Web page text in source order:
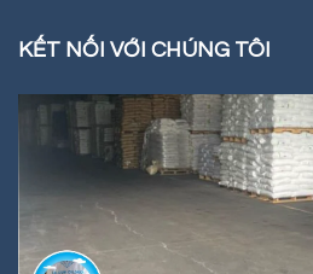
KẾT NỐI VỚI CHÚNG TÔI